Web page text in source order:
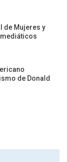
de Mujeres y
de Donald